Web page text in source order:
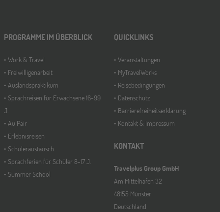
PROGRAMME IM ÜBERBLICK
Work & Travel
Freiwilligenarbeit
Auslandspraktikum
Sprachreisen für Erwachsene 16-99
J.
Au Pair
Erlebnisreisen
Schüleraustausch
Sprachferien für Schüler 8-17 J.
Summer School
QUICKLINKS
Veranstaltungen
MyTravelWorks
Reisebedingungen
Datenschutz
Barrierefreiheitserklärung
Kontakt & Impressum
KONTAKT
Travelplus Group GmbH
Am Mittelhafen 32
48155 Münster
Deutschland